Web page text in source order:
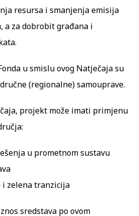
resursa i smanjenja emisija
a za dobrobit građana i
u smislu ovog Natječaja su
(regionalne) samouprave.
projekt može imati primjenu
u prometnom sustavu
zelena tranzicija
sredstava po ovom